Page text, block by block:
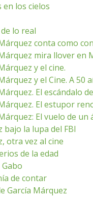
en los cielos
lo real
conta como
mira llover en
y el cine.
y el Cine. A 50
El escándalo
El estupor
El vuelo de un
bajo la lupa del FBI
otra vez al cine
de la edad
de contar
García Márquez